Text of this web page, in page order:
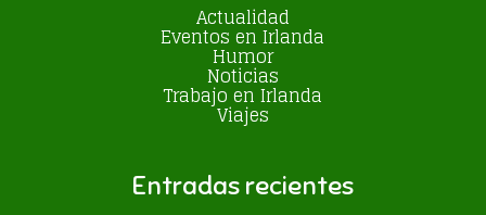
Actualidad
Eventos en Irlanda
Humor
Noticias
Trabajo en Irlanda
Viajes
Entradas recientes